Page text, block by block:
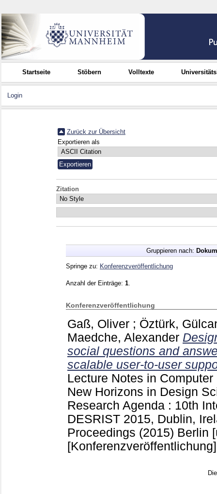
Startseite Stöbern Volltexte
Login
Zurück zur Übersicht
Exportieren als
Zitation
Gruppieren nach:
Springe zu: Konferenzveröffentlichung
Anzahl der Einträge: 1
Konferenzveröffentlichung
Gaß, Oliver ; Öztürk,
Maedche, Alexander
social questions and
scalable user-to-user
Lecture Notes in
New Horizons in Design
Research Agenda : 10th
DESRIST 2015, Dublin,
Proceedings (2015) Berlin
[Konferenzveröffentlichung]